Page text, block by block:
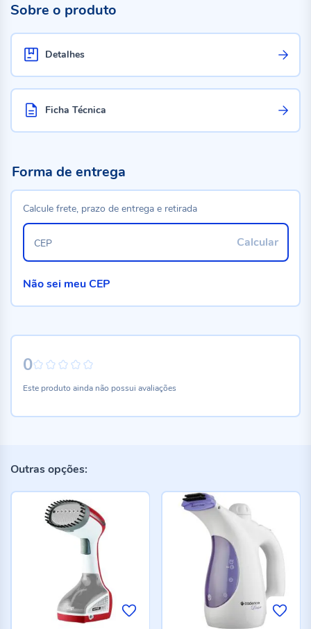
Sobre o produto
Detalhes
Ficha Técnica
0
Este produto ainda não possui avaliações
Forma de entrega
Calcule frete, prazo de entrega e retirada
Calcular
CEP
Não sei meu CEP
Outras opções: